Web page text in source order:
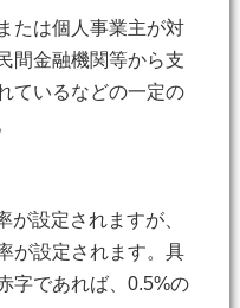
たは個人事業主が対
間金融機関等から支
ているなどの一定の
設定されますが、
が設定されます。具
字であれば、0.5%の